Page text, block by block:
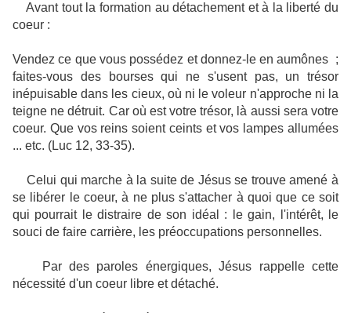
Avant tout la formation au détachement et à la liberté du
coeur :
Vendez ce que vous possédez et donnez-le en aumônes ;
faites-vous des bourses qui ne s'usent pas, un trésor
inépuisable dans les cieux, où ni le voleur n'approche ni la
teigne ne détruit. Car où est votre trésor, là aussi sera votre
coeur. Que vos reins soient ceints et vos lampes allumées
... etc. (Luc 12, 33-35).
Celui qui marche à la suite de Jésus se trouve amené à
se libérer le coeur, à ne plus s'attacher à quoi que ce soit
qui pourrait le distraire de son idéal : le gain, l'intérêt, le
souci de faire carrière, les préoccupations personnelles.
Par des paroles énergiques, Jésus rappelle cette
nécessité d'un coeur libre et détaché.